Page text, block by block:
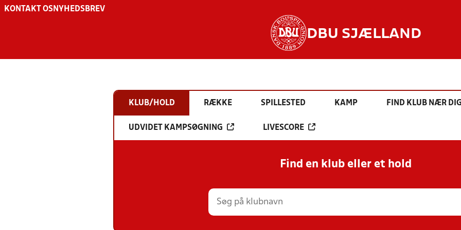
KONTAKT OS NYHEDSBREV
DBU SJÆLLAND
KLUB/HOLD RÆKKE SPILLESTED KAMP FIND KLUB NÆR
UDVIDET KAMPSØGNING LIVESCORE
Find en klub eller et hold